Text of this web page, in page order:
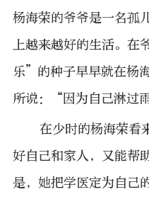
杨海荣的爷爷是一名孤
上越来越好的生活。
乐”的种子早早就在杨
所说：“因为自己淋过
在少时的杨海荣看
好自己和家人，又能帮
是，她把学医定为自己